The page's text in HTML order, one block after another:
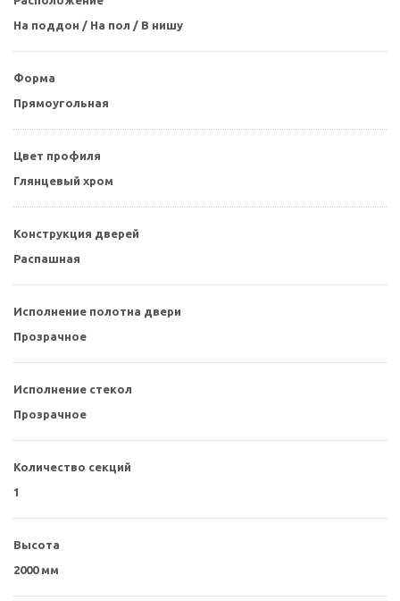
На поддон / На пол / В нишу
Форма
Прямоугольная
Цвет профиля
Глянцевый хром
Конструкция дверей
Распашная
Исполнение полотна двери
Прозрачное
Исполнение стекол
Прозрачное
Количество секций
1
Высота
2000 мм